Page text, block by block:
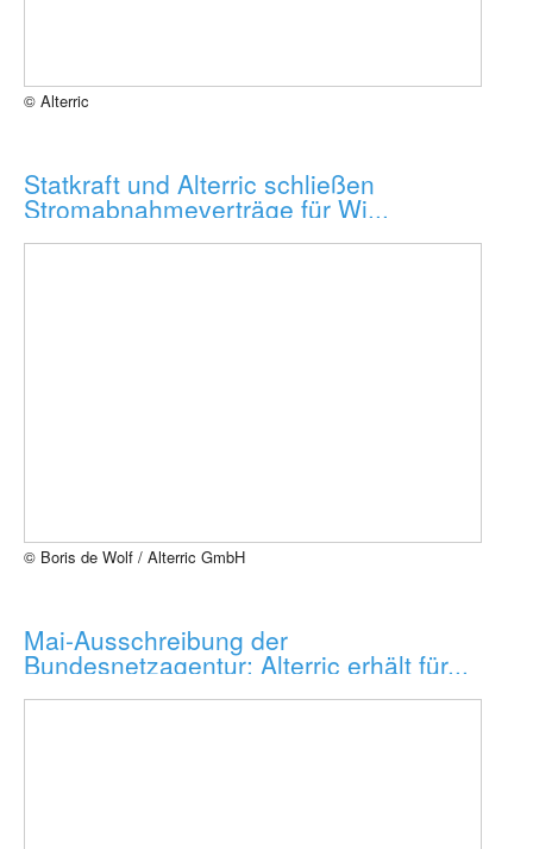
© Alterric
Statkraft und Alterric schließen
Stromabnahmeverträge für Wi...
© Boris de Wolf / Alterric GmbH
Mai-Ausschreibung der
Bundesnetzagentur: Alterric erhält für...